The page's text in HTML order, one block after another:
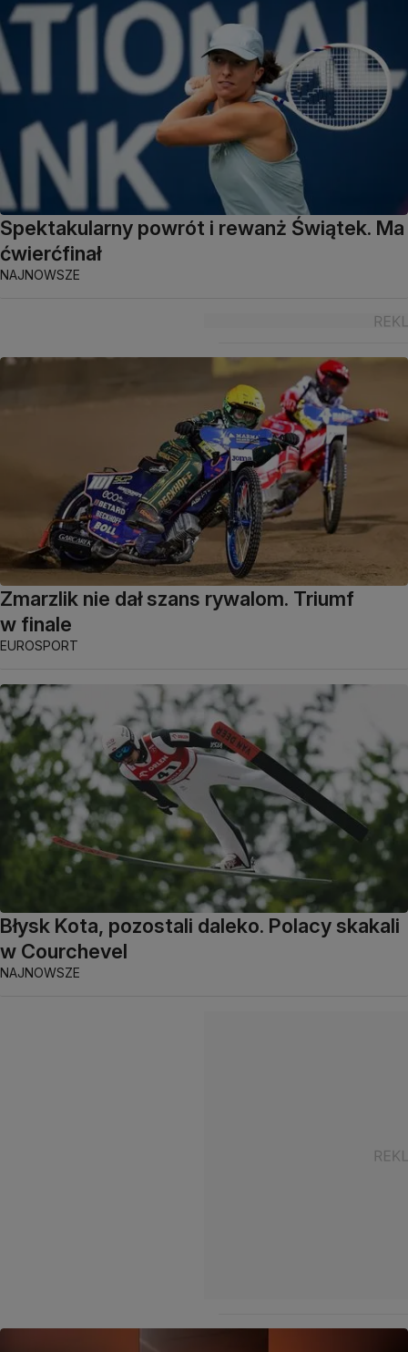
Spektakularny powrót i rewanż Świątek. Ma
ćwierćfinał
NAJNOWSZE
Zmarzlik nie dał szans rywalom. Triumf
w finale
EUROSPORT
Błysk Kota, pozostali daleko. Polacy skakali
w Courchevel
NAJNOWSZE